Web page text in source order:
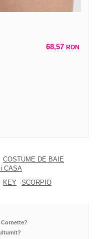
68,57 RON
COSTUME DE BAIE
CASA
KEY
SCORPIO